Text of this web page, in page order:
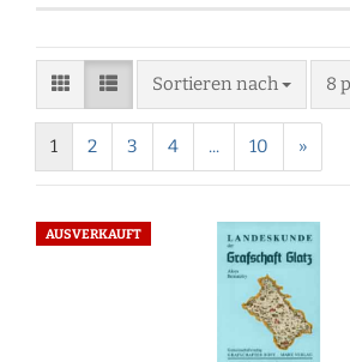
Sortieren nach 8
1 2 3 4 ... 10 »
AUSVERKAUFT